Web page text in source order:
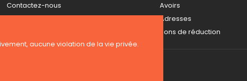
Contactez-nous
Avoirs
Adresses
Bons de réduction
aucune violation de la vie privée.